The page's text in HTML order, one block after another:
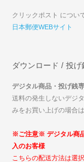
クリックポスト につい
日本郵便WEBサイト
ダウンロード / 投げ
デジタル商品・投げ銭
送料の発生しないデジ
みをお買い上げの場合
※ご注意※ デジタル商
入のお客様
こちらの配送方法は選